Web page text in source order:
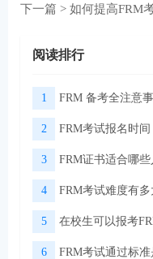
下一篇 > 如何提高FRM
阅读排行
1 FRM 备考全注意
2 FRM考试报名时间
3 FRM证书适合哪些
4 FRM考试难度有
5 在校生可以报考
6 FRM考试通过标准